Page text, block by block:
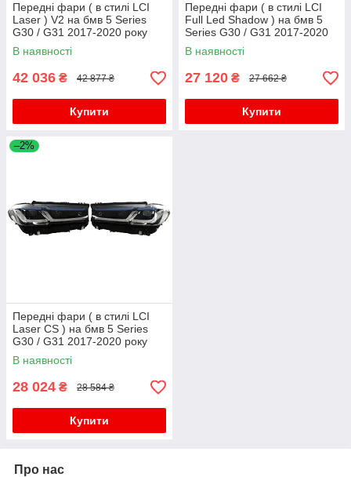
Передні фари ( в стилі LCI
Laser ) V2 на бмв 5 Series
G30 / G31 2017-2020 року
В наявності
42 036 ₴ 42 877 ₴
Купити
Передні фари ( в стилі LCI
Full Led Shadow ) на бмв 5
Series G30 / G31 2017-2020
року
В наявності
27 120 ₴ 27 662 ₴
Купити
–2%
Передні фари ( в стилі LCI
Laser CS ) на бмв 5 Series
G30 / G31 2017-2020 року
В наявності
28 024 ₴ 28 584 ₴
Купити
Про нас